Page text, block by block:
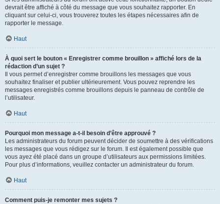
devrait être affiché à côté du message que vous souhaitez rapporter. En
cliquant sur celui-ci, vous trouverez toutes les étapes nécessaires afin de
rapporter le message.
Haut
À quoi sert le bouton « Enregistrer comme brouillon » affiché lors de la
rédaction d’un sujet ?
Il vous permet d’enregistrer comme brouillons les messages que vous
souhaitez finaliser et publier ultérieurement. Vous pouvez reprendre les
messages enregistrés comme brouillons depuis le panneau de contrôle de
l’utilisateur.
Haut
Pourquoi mon message a-t-il besoin d’être approuvé ?
Les administrateurs du forum peuvent décider de soumettre à des vérifications
les messages que vous rédigez sur le forum. Il est également possible que
vous ayez été placé dans un groupe d’utilisateurs aux permissions limitées.
Pour plus d’informations, veuillez contacter un administrateur du forum.
Haut
Comment puis-je remonter mes sujets ?